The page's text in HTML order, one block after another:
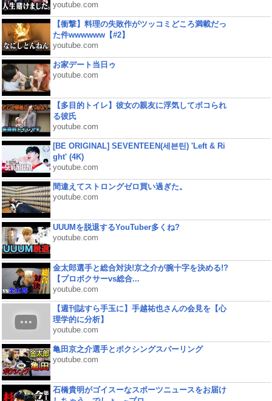
youtube.com
【衝撃】料理の失敗作がツッコミどころ満載だっ
た件wwwwww【#2】
youtube.com
お家デート当日ゥ
youtube.com
【多目的トイレ】彼女の親友に浮気してボコられ
る彼氏
youtube.com
[BE ORIGINAL] SEVENTEEN(세븐틴) 'Left & Ri
ght' (4K)
youtube.com
間違えてストロングゼロ買い過ぎた。
youtube.com
UUUMを脱退するYouTuber多くね?
youtube.com
金太郎選手と総合対決!京之介が腕十字を決める!?
【プロボクサーvs総合...
youtube.com
【週刊誌すら手玉に】手越祐也さんの会見を【心
理学的に分析】
youtube.com
亀田京之介選手とボクシングスパーリング
youtube.com
石橋貴明がゴイスーなスポーツニュースをお届け